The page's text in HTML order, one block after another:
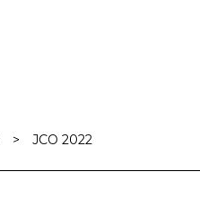
> JCO 2022